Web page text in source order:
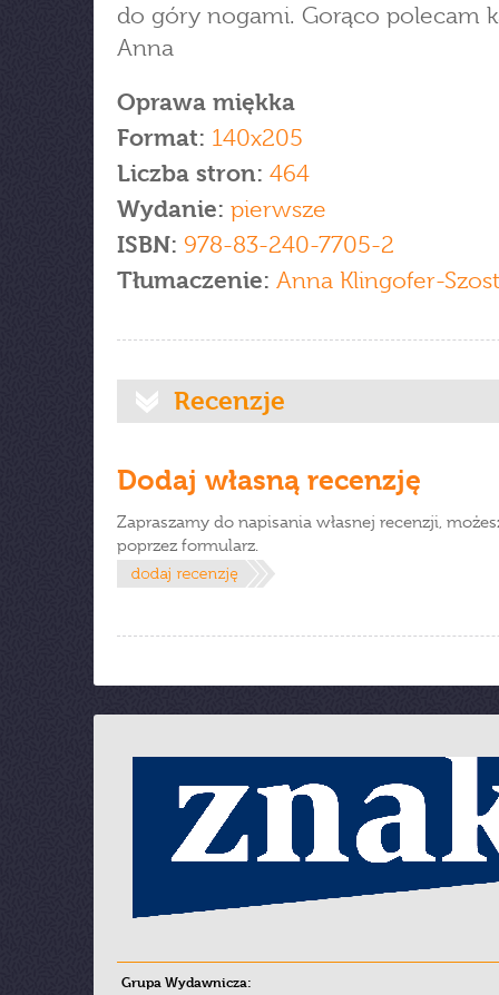
do góry nogami. Gorąco polecam
Anna
Oprawa miękka
Format: 140x205
Liczba stron: 464
Wydanie: pierwsze
ISBN: 978-83-240-7705-2
Tłumaczenie: Anna Klingofer-
Recenzje
Dodaj własną recenzję
Zapraszamy do napisania własnej recenzji,
poprzez formularz.
Grupa Wydawnicza: